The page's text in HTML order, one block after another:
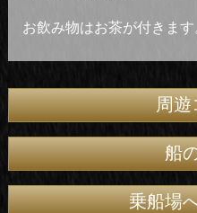
お飲み物はお茶が付きます
周遊
船
乗船場